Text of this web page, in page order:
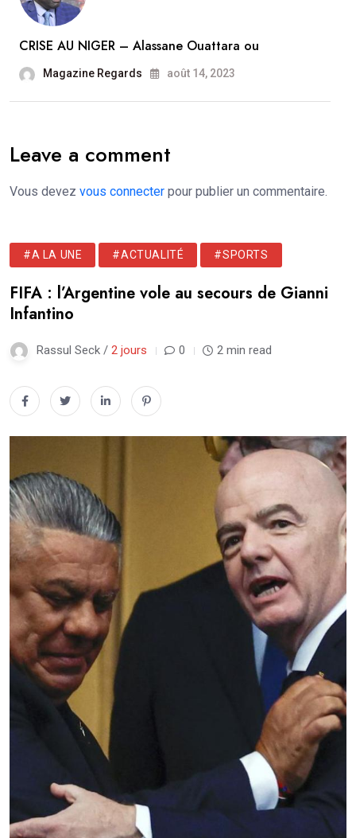
CRISE AU NIGER – Alassane Ouattara ou
Magazine Regards août 14, 2023
Leave a comment
Vous devez vous connecter pour publier un commentaire.
#A LA UNE #ACTUALITÉ #SPORTS
FIFA : l’Argentine vole au secours de Gianni
Infantino
Rassul Seck / 2 jours 0 2 min read